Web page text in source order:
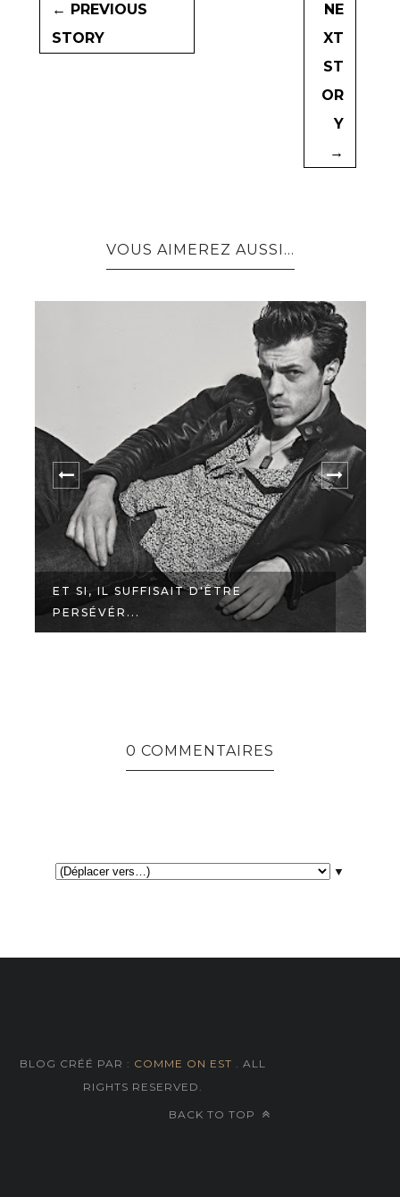
← PREVIOUS
STORY
NE
XT
ST
OR
Y
→
VOUS AIMEREZ AUSSI...
ET SI, IL SUFFISAIT D'ÊTRE
PERSÉVÉR...
0 COMMENTAIRES
▼
BLOG CRÉÉ PAR : COMME ON EST . ALL
RIGHTS RESERVED.
BACK TO TOP